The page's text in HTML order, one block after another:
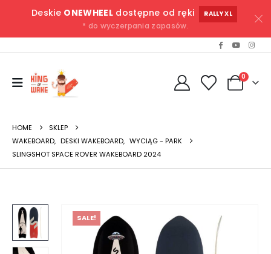
Deskie ONEWHEELdostępne od ręki RALLY XL
* do wyczerpania zapasów.
0
HOME
SKLEP
WAKEBOARD, DESKI WAKEBOARD, WYCIĄG - PARK
SLINGSHOT SPACE ROVER WAKEBOARD 2024
SALE!